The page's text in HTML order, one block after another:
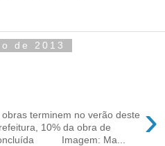
de 2013
›
terminem no verão deste
10% da obra de
Imagem: Ma...